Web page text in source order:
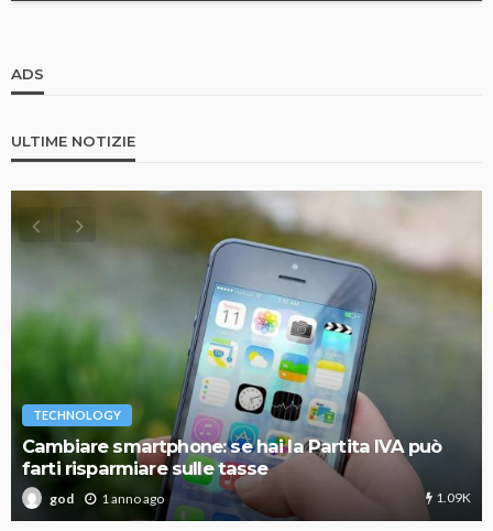
ADS
ULTIME NOTIZIE
TECHNOLOGY
Cambiare smartphone: se hai la Partita IVA può
farti risparmiare sulle tasse
god 1 anno ago 1.09K